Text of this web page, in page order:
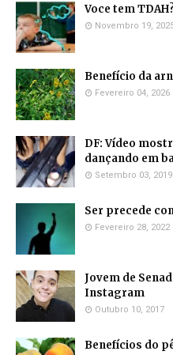
Voce tem
Novembro 19,
Benefício da
Fevereiro 04, 2026
DF: Vídeo
dançando em
Setembro 03, 2019
Ser precede
Fevereiro 28, 2022
Jovem de
Instagram
Outubro 10, 2017
Benefícios do